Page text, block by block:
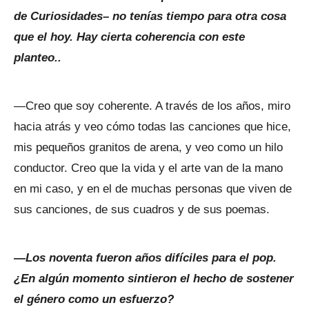
de Curiosidades– no tenías tiempo para otra cosa
que el hoy. Hay cierta coherencia con este
planteo..
—Creo que soy coherente. A través de los años, miro
hacia atrás y veo cómo todas las canciones que hice,
mis pequeños granitos de arena, y veo como un hilo
conductor. Creo que la vida y el arte van de la mano
en mi caso, y en el de muchas personas que viven de
sus canciones, de sus cuadros y de sus poemas.
—Los noventa fueron años difíciles para el pop.
¿En algún momento sintieron el hecho de sostener
el género como un esfuerzo?